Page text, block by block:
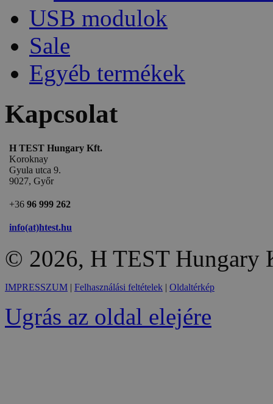
USB modulok
Sale
Egyéb termékek
Kapcsolat
H TEST Hungary Kft.
Koroknay
Gyula utca 9.
9027, Győr
+36 96 999 262
info(at)htest.hu
© 2026, H TEST Hungary
IMPRESSZUM | Felhasználási feltételek | Oldaltérkép
Ugrás az oldal elejére